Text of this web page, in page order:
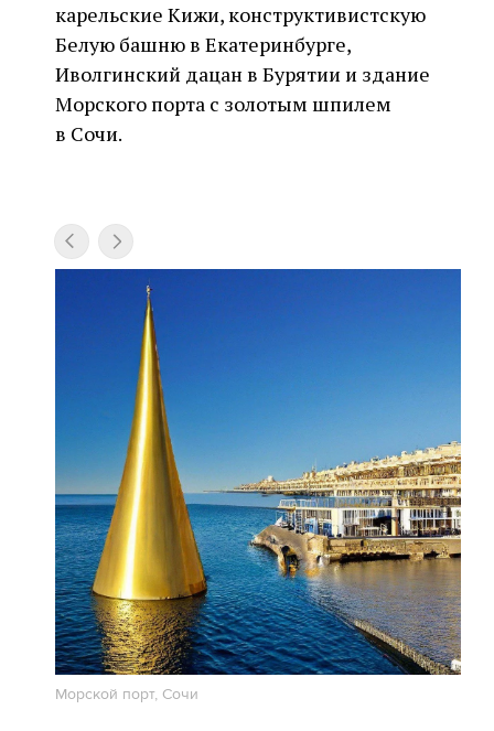
карельские Кижи, конструктивистскую
Белую башню в Екатеринбурге,
Иволгинский дацан в Бурятии и здание
Морского порта с золотым шпилем
в Сочи.
Морской порт, Сочи